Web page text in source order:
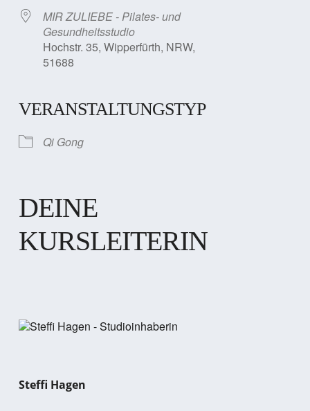
MIR ZULIEBE - Pilates- und
Gesundheitsstudio
Hochstr. 35, Wipperfürth, NRW,
51688
VERANSTALTUNGSTYP
Qi Gong
DEINE
KURSLEITERIN
Steffi Hagen